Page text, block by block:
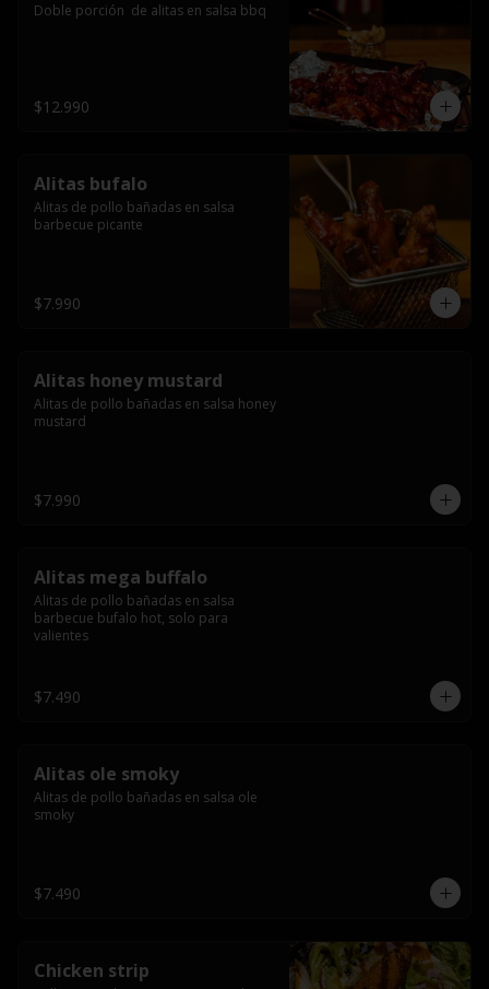
Doble porción  de alitas en salsa bbq
$12.990
Alitas bufalo
Alitas de pollo bañadas en salsa
barbecue picante
$7.990
Alitas honey mustard
Alitas de pollo bañadas en salsa honey
mustard
$7.990
Alitas mega buffalo
Alitas de pollo bañadas en salsa
barbecue bufalo hot, solo para
valientes
$7.490
Alitas ole smoky
Alitas de pollo bañadas en salsa ole
smoky
$7.490
Chicken strip